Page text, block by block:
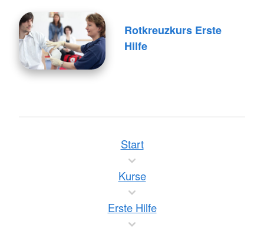
Rotkreuzkurs Erste
Hilfe
Start
Kurse
Erste Hilfe